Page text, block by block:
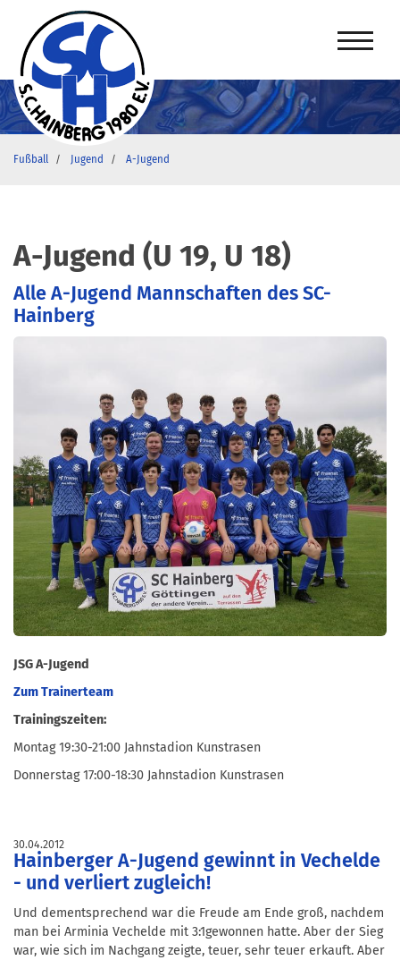
Fußball Jugend A-Jugend
A-Jugend (U 19, U 18)
Alle A-Jugend Mannschaften des SC-
Hainberg
JSG A-Jugend
Zum Trainerteam
Trainingszeiten:
Montag 19:30-21:00 Jahnstadion Kunstrasen
Donnerstag 17:00-18:30 Jahnstadion Kunstrasen
30.04.2012
Hainberger A-Jugend gewinnt in Vechelde
- und verliert zugleich!
Und dementsprechend war die Freude am Ende groß, nachdem
man bei Arminia Vechelde mit 3:1gewonnen hatte. Aber der Sieg
war, wie sich im Nachgang zeigte, teuer, sehr teuer erkauft. Aber